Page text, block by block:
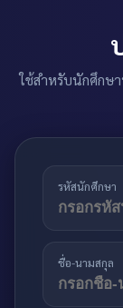
ใช้สำหรับนักศึกษ
รหัสนักศึกษา
ชื่อ-นามสกุล